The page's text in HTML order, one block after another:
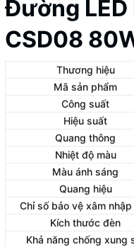
Đường
CSD08
Thương hiệu
Mã sản phẩm
Công suất
Hiệu suất
Quang thông
Nhiệt độ màu
Màu ánh sáng
Quang hiệu
Chỉ số bảo vệ xâm nhập
Kích thước đèn
Khả năng chống xung